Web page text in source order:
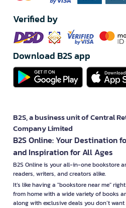
Verified by
Download B2S app
B2S, a business unit of Central
Company Limited
B2S Online: Your Destination
and Inspiration for All Ages
B2S Online is your all-in-one bookstore
readers, writers, and creators alike.
It’s like having a "bookstore near me"
from home with a wide variety of books
along with exclusive deals you don’t